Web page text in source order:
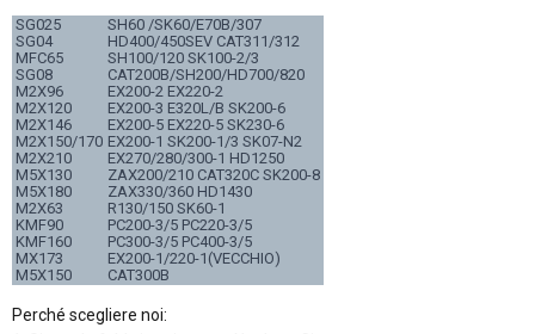
SG025
SH60 /SK60/E70B/307
SG04
HD400/450SEV CAT311/312
MFC65
SH100/120 SK100-2/3
SG08
CAT200B/SH200/HD700/820
M2X96
EX200-2 EX220-2
M2X120
EX200-3 E320L/B SK200-6
M2X146
EX200-5 EX220-5 SK230-6
M2X150/170 EX200-1 SK200-1/3 SK07-N2
M2X210
EX270/280/300-1 HD1250
M5X130
ZAX200/210 CAT320C SK200-8
M5X180
ZAX330/360 HD1430
M2X63
R130/150 SK60-1
KMF90
PC200-3/5 PC220-3/5
KMF160
PC300-3/5 PC400-3/5
MX173
EX200-1/220-1(VECCHIO)
M5X150
CAT300B
Perché scegliere noi: